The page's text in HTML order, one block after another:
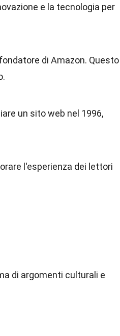
e la tecnologia per
di Amazon. Questo
un sito web nel 1996,
l'esperienza dei lettori
di argomenti culturali e